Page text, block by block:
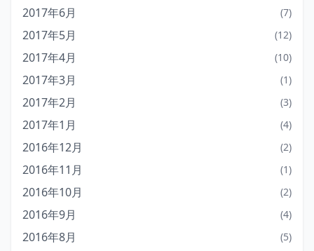
2017年6月 (7)
2017年5月 (12)
2017年4月 (10)
2017年3月 (1)
2017年2月 (3)
2017年1月 (4)
2016年12月 (2)
2016年11月 (1)
2016年10月 (2)
2016年9月 (4)
2016年8月 (5)